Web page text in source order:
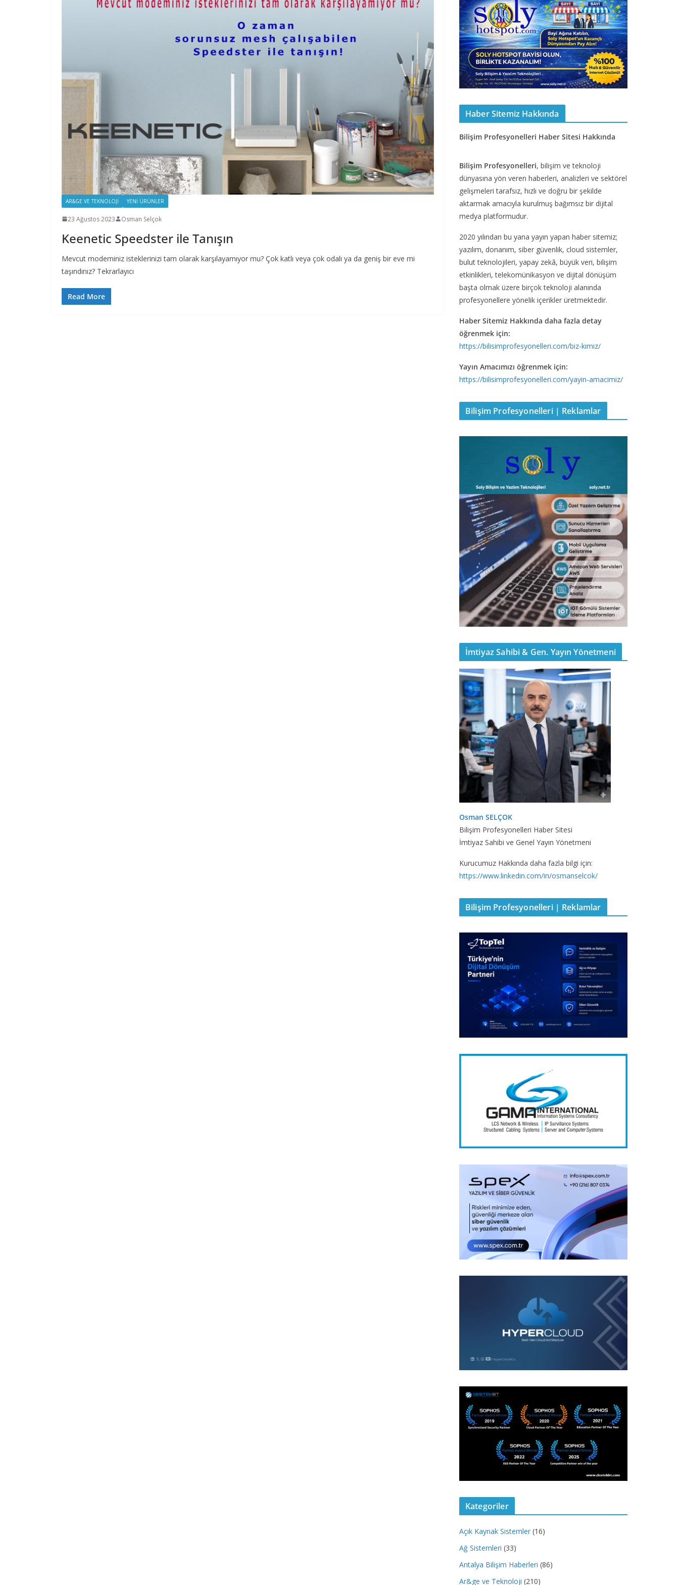
AR&GE VE TEKNOLOJI YENI ÜRÜNLER
23 Ağustos 2023 Osman Selçok
Keenetic Speedster ile Tanışın
Mevcut modeminiz isteklerinizi tam olarak karşılayamıyor mu? Çok katlı veya çok odalı ya da geniş bir eve mi
taşındınız? Tekrarlayıcı
Read More
Haber Sitemiz Hakkında
Bilişim Profesyonelleri Haber Sitesi Hakkında
Bilişim Profesyonelleri, bilişim ve teknoloji
dünyasına yön veren haberleri, analizleri ve sektörel
gelişmeleri tarafsız, hızlı ve doğru bir şekilde
aktarmak amacıyla kurulmuş bağımsız bir dijital
medya platformudur.
2020 yılından bu yana yayın yapan haber sitemiz;
yazılım, donanım, siber güvenlik, cloud sistemler,
bulut teknolojileri, yapay zekâ, büyük veri, bilişim
etkinlikleri, telekomünikasyon ve dijital dönüşüm
başta olmak üzere birçok teknoloji alanında
profesyonellere yönelik içerikler üretmektedir.
Haber Sitemiz Hakkında daha fazla detay
öğrenmek için:
https://bilisimprofesyonelleri.com/biz-kimiz/
Yayın Amacımızı öğrenmek için:
https://bilisimprofesyonelleri.com/yayin-amacimiz/
Bilişim Profesyonelleri | Reklamlar
İmtiyaz Sahibi & Gen. Yayın Yönetmeni
Osman SELÇOK
Bilişim Profesyonelleri Haber Sitesi
İmtiyaz Sahibi ve Genel Yayın Yönetmeni
Kurucumuz Hakkında daha fazla bilgi için:
https://www.linkedin.com/in/osmanselcok/
Bilişim Profesyonelleri | Reklamlar
Kategoriler
Açık Kaynak Sistemler (16)
Ağ Sistemleri (33)
Antalya Bilişim Haberleri (86)
Ar&ge ve Teknoloji (210)